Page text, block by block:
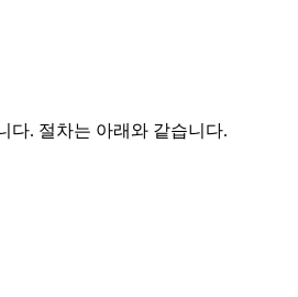
다. 절차는 아래와 같습니다.